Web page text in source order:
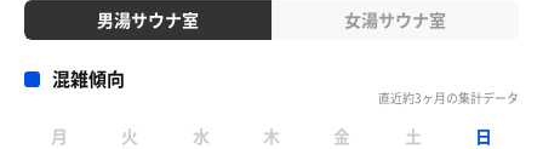
男湯サウナ室 女湯サウナ室
混雑傾向
直近約3ヶ月の集計データ
月 火 水 木 金 土 日